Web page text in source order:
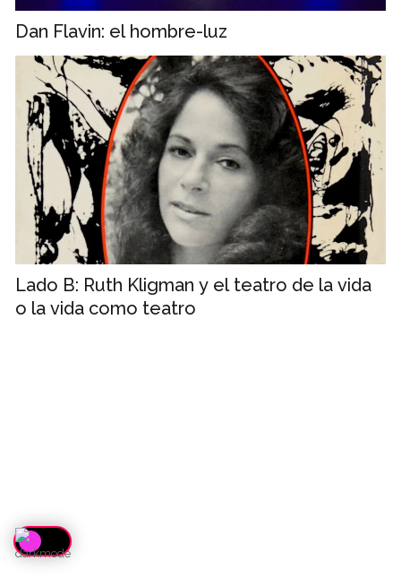
Dan Flavin: el hombre-luz
Lado B: Ruth Kligman y el teatro de la vida
o la vida como teatro